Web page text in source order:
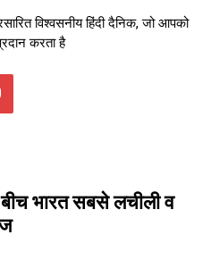
विश्वसनीय हिंदी दैनिक, जो आपको
करता है
भारत सबसे लचीली व